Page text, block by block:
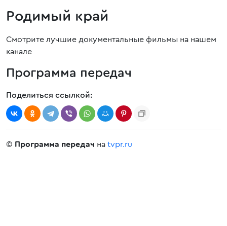
Родимый край
Смотрите лучшие документальные фильмы на нашем
канале
Программа передач
Поделиться ссылкой:
© Программа передач на tvpr.ru